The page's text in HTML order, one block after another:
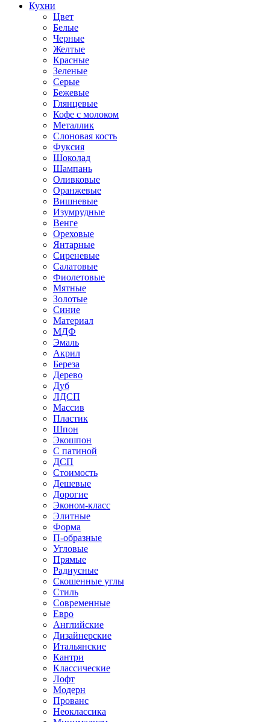
Кухни
Цвет
Белые
Черные
Желтые
Красные
Зеленые
Серые
Бежевые
Глянцевые
Кофе с молоком
Металлик
Слоновая кость
Фуксия
Шоколад
Шампань
Оливковые
Оранжевые
Вишневые
Изумрудные
Венге
Ореховые
Янтарные
Сиреневые
Салатовые
Фиолетовые
Мятные
Золотые
Синие
Материал
МДФ
Эмаль
Акрил
Береза
Дерево
Дуб
ЛДСП
Массив
Пластик
Шпон
Экошпон
С патиной
ДСП
Стоимость
Дешевые
Дорогие
Эконом-класс
Элитные
Форма
П-образные
Угловые
Прямые
Радиусные
Скошенные углы
Стиль
Современные
Евро
Английские
Дизайнерские
Итальянские
Кантри
Классические
Лофт
Модерн
Прованс
Неоклассика